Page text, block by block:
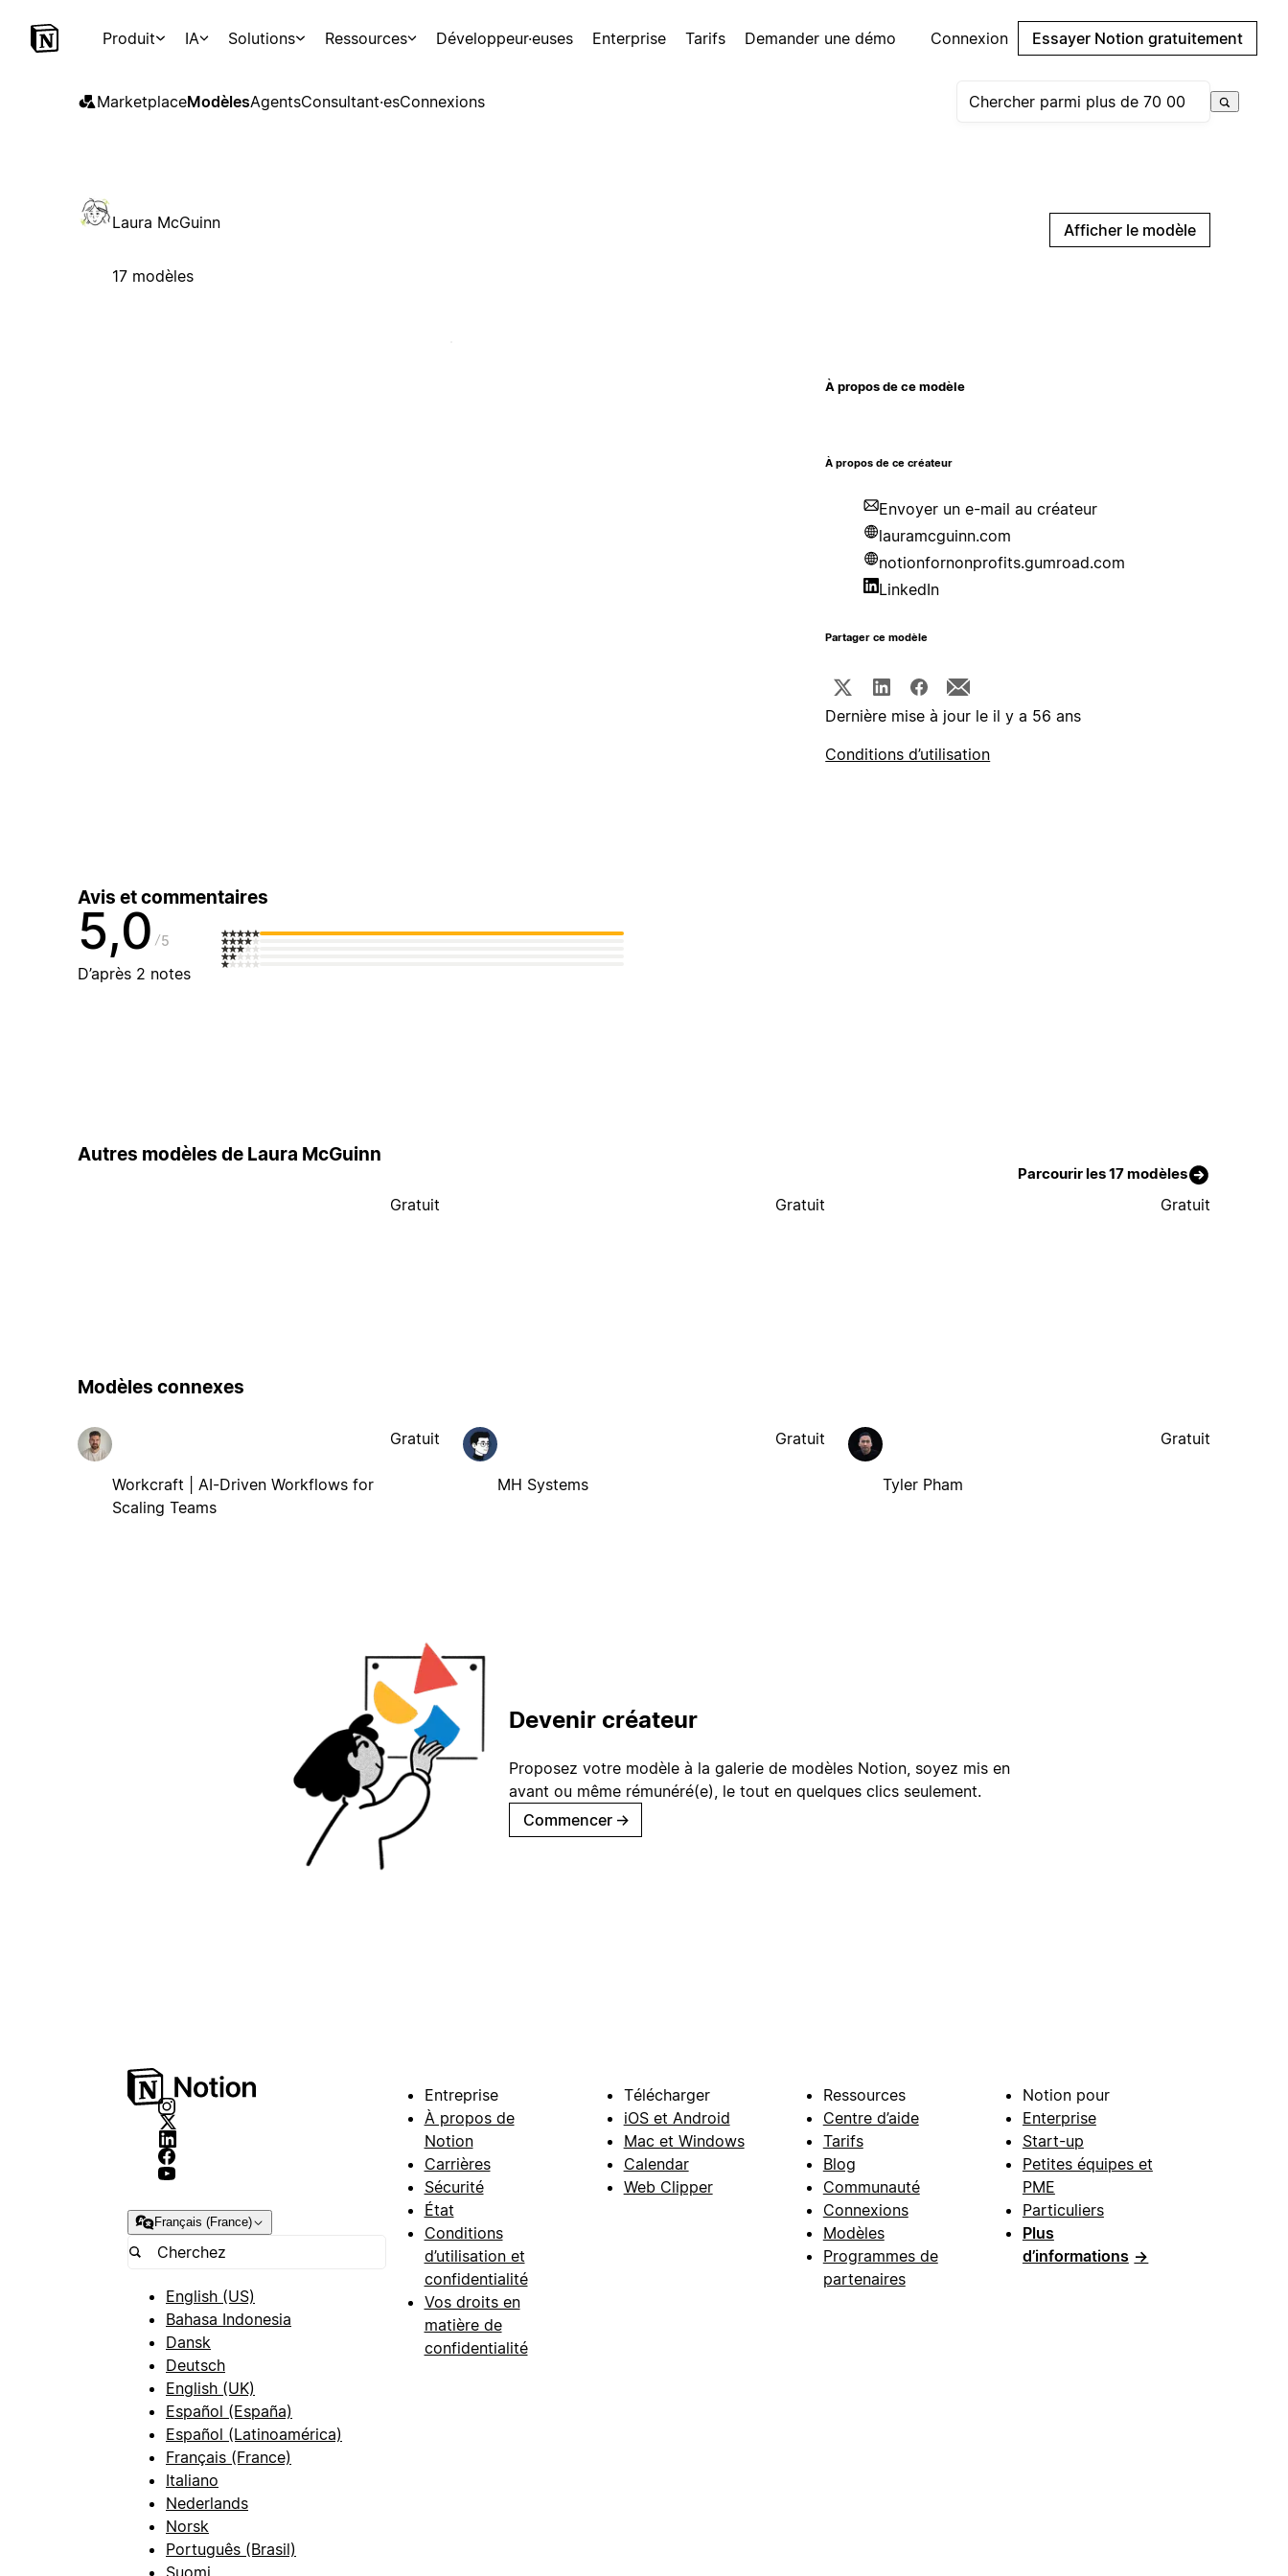
Produit IA Solutions Ressources Développeur·euses Enterprise Tarifs Demander une démo Connexion Essayer Notion gratuitement
MarketplaceModèlesAgentsConsultant·esConnexions
Laura McGuinn
17 modèles
Afficher le modèle
À propos de ce modèle
À propos de ce créateur
Envoyer un e-mail au créateur
lauramcguinn.com
notionfornonprofits.gumroad.com
LinkedIn
Partager ce modèle
Dernière mise à jour le il y a 56 ans
Conditions d’utilisation
Avis et commentaires
5,0 5
D’après 2 notes
Autres modèles de Laura McGuinn
Parcourir les 17 modèles
Gratuit Gratuit Gratuit
Modèles connexes
Workcraft | AI-Driven Workflows for
Scaling Teams
Gratuit
MH Systems
Gratuit
Tyler Pham
Gratuit
Devenir créateur
Proposez votre modèle à la galerie de modèles Notion, soyez mis en
avant ou même rémunéré(e), le tout en quelques clics seulement.
Commencer →
Français (France)
English (US)
Bahasa Indonesia
Dansk
Deutsch
English (UK)
Español (España)
Español (Latinoamérica)
Français (France)
Italiano
Nederlands
Norsk
Português (Brasil)
Entreprise
À propos de
Notion
Carrières
Sécurité
État
Conditions
d’utilisation et
confidentialité
Vos droits en
matière de
confidentialité
Télécharger
iOS et Android
Mac et Windows
Calendar
Web Clipper
Ressources
Centre d’aide
Tarifs
Blog
Communauté
Connexions
Modèles
Programmes de
partenaires
Notion pour
Enterprise
Start-up
Petites équipes et
PME
Particuliers
Plus
d’informations →